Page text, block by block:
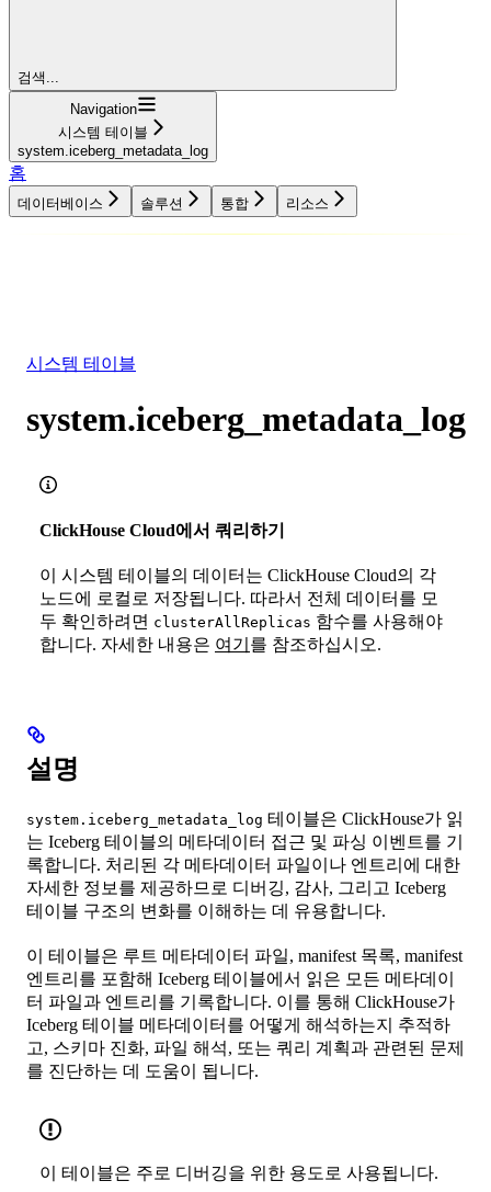
검색...
Navigation
시스템 테이블
system.iceberg_metadata_log
홈
데이터베이스 솔루션 통합 리소스
시스템 테이블
system.iceberg_metadata_log
ClickHouse Cloud에서 쿼리하기
이 시스템 테이블의 데이터는 ClickHouse Cloud의 각
노드에 로컬로 저장됩니다. 따라서 전체 데이터를 모
두 확인하려면 clusterAllReplicas 함수를 사용해야
합니다. 자세한 내용은 여기 를 참조하십시오.
설명
system.iceberg_metadata_log 테이블은 ClickHouse가 읽
는 Iceberg 테이블의 메타데이터 접근 및 파싱 이벤트를 기
록합니다. 처리된 각 메타데이터 파일이나 엔트리에 대한
자세한 정보를 제공하므로 디버깅, 감사, 그리고 Iceberg
테이블 구조의 변화를 이해하는 데 유용합니다.
이 테이블은 루트 메타데이터 파일, manifest 목록, manifest
엔트리를 포함해 Iceberg 테이블에서 읽은 모든 메타데이
터 파일과 엔트리를 기록합니다. 이를 통해 ClickHouse가
Iceberg 테이블 메타데이터를 어떻게 해석하는지 추적하
고, 스키마 진화, 파일 해석, 또는 쿼리 계획과 관련된 문제
를 진단하는 데 도움이 됩니다.
이 테이블은 주로 디버깅을 위한 용도로 사용됩니다.